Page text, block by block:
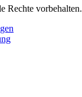
Rechte vorbehalten.